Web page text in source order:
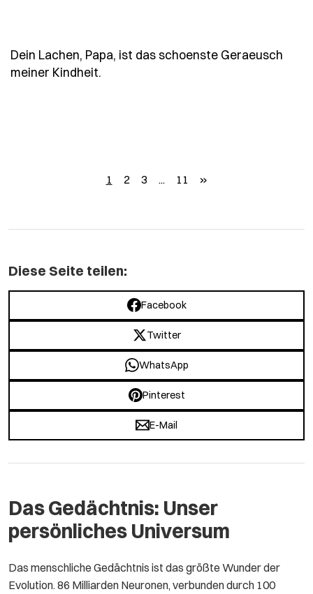
Dein Lachen, Papa, ist das schoenste Geraeusch
meiner Kindheit.
1 2 3 ... 11 »weiter
Diese Seite teilen:
Facebook
Twitter
WhatsApp
Pinterest
E-Mail
Das Gedächtnis: Unser
persönliches Universum
Das menschliche Gedächtnis ist das größte Wunder der
Evolution. 86 Milliarden Neuronen, verbunden durch 100